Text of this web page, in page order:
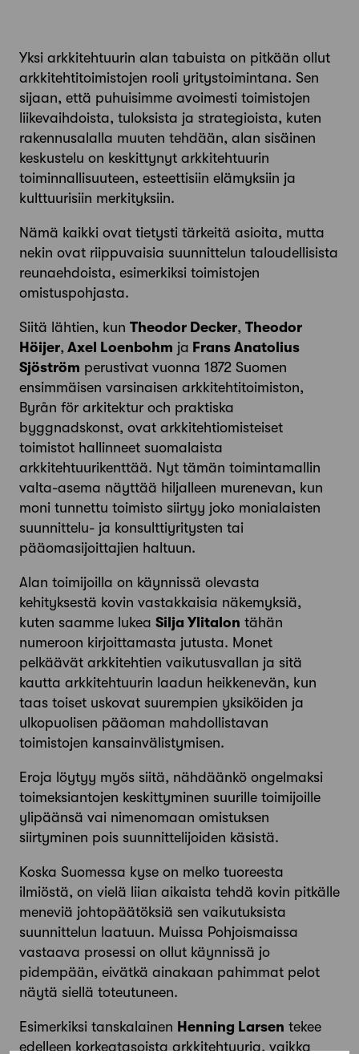
Yksi arkkitehtuurin alan tabuista on pitkään ollut
arkkitehtitoimistojen rooli yritystoimintana. Sen
sijaan, että puhuisimme avoimesti toimistojen
liikevaihdoista, tuloksista ja strategioista, kuten
rakennusalalla muuten tehdään, alan sisäinen
keskustelu on keskittynyt arkkitehtuurin
toiminnallisuuteen, esteettisiin elämyksiin ja
kulttuurisiin merkityksiin.
Nämä kaikki ovat tietysti tärkeitä asioita, mutta
nekin ovat riippuvaisia suunnittelun taloudellisista
reunaehdoista, esimerkiksi toimistojen
omistuspohjasta.
Siitä lähtien, kun Theodor Decker, Theodor
Höijer, Axel Loenbohm ja Frans Anatolius
Sjöström perustivat vuonna 1872 Suomen
ensimmäisen varsinaisen arkkitehtitoimiston,
Byrån för arkitektur och praktiska
byggnadskonst, ovat arkkitehtiomisteiset
toimistot hallinneet suomalaista
arkkitehtuurikenttää. Nyt tämän toimintamallin
valta-asema näyttää hiljalleen murenevan, kun
moni tunnettu toimisto siirtyy joko monialaisten
suunnittelu- ja konsulttiyritysten tai
pääomasijoittajien haltuun.
Alan toimijoilla on käynnissä olevasta
kehityksestä kovin vastakkaisia näkemyksiä,
kuten saamme lukea Silja Ylitalon tähän
numeroon kirjoittamasta jutusta. Monet
pelkäävät arkkitehtien vaikutusvallan ja sitä
kautta arkkitehtuurin laadun heikkenevän, kun
taas toiset uskovat suurempien yksiköiden ja
ulkopuolisen pääoman mahdollistavan
toimistojen kansainvälistymisen.
Eroja löytyy myös siitä, nähdäänkö ongelmaksi
toimeksiantojen keskittyminen suurille toimijoille
ylipäänsä vai nimenomaan omistuksen
siirtyminen pois suunnittelijoiden käsistä.
Koska Suomessa kyse on melko tuoreesta
ilmiöstä, on vielä liian aikaista tehdä kovin pitkälle
meneviä johtopäätöksiä sen vaikutuksista
suunnittelun laatuun. Muissa Pohjoismaissa
vastaava prosessi on ollut käynnissä jo
pidempään, eivätkä ainakaan pahimmat pelot
näytä siellä toteutuneen.
Esimerkiksi tanskalainen Henning Larsen tekee
edelleen korkeatasoista arkki­tehtuuria, vaikka